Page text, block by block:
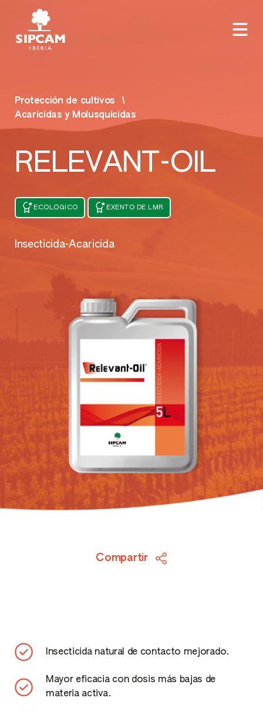
Protección de cultivos
Acaricidas y Molusquicidas
RELEVANT-OIL
ECOLÓGICO EXENTO DE LMR
Insecticida-Acaricida
Compartir
Insecticida natural de contacto mejorado.
Mayor eficacia con dosis más bajas de
materia activa.